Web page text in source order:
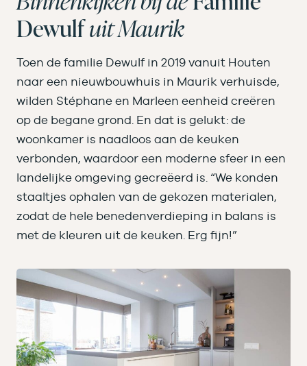
Dewulfuit Maurik
Toen de familie Dewulf in 2019 vanuit Houten
naar een nieuwbouwhuis in Maurik verhuisde,
wilden Stéphane en Marleen eenheid creëren
op de begane grond. En dat is gelukt: de
woonkamer is naadloos aan de keuken
verbonden, waardoor een moderne sfeer in een
landelijke omgeving gecreëerd is. “We konden
staaltjes ophalen van de gekozen materialen,
zodat de hele benedenverdieping in balans is
met de kleuren uit de keuken. Erg fijn!”